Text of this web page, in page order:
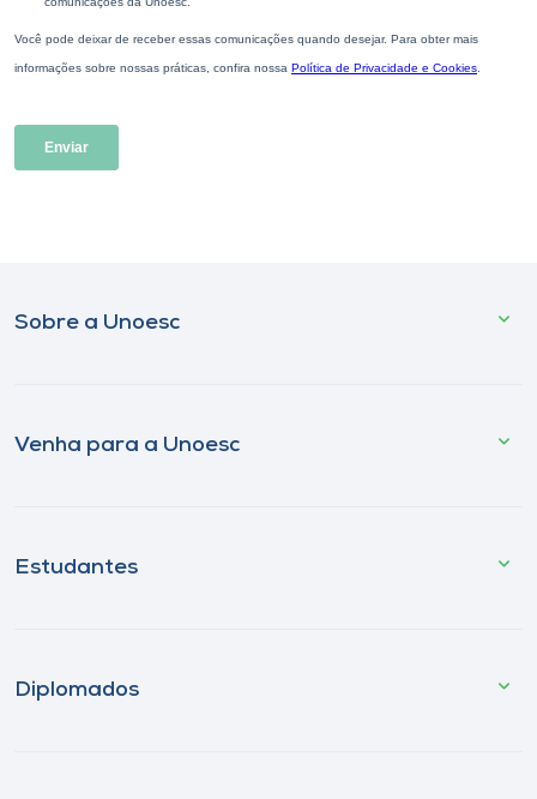
Sobre a Unoesc
Venha para a Unoesc
Estudantes
Diplomados